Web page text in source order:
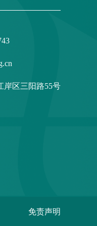
岸区三阳路55号
免责声明